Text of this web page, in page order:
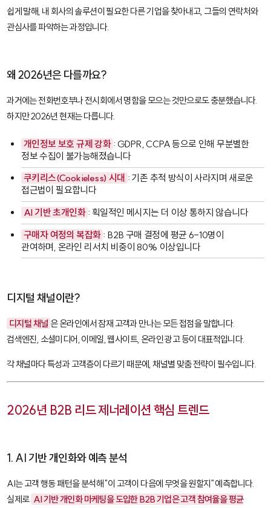
쉽게 말해, 내 회사의 솔루션이 필요한 다른 기업을 찾아내고, 그들의 연락처와
관심사를 파악하는 과정입니다.
왜 2026년은 다를까요?
과거에는 전화번호부나 전시회에서 명함을 모으는 것만으로도 충분했습니다.
하지만 2026년 현재는 다릅니다.
개인정보 보호 규제 강화 : GDPR, CCPA 등으로 인해 무분별한
정보 수집이 불가능해졌습니다
쿠키리스(Cookieless) 시대 : 기존 추적 방식이 사라지며 새로운
접근법이 필요합니다
AI 기반 초개인화 : 획일적인 메시지는 더 이상 통하지 않습니다
구매자 여정의 복잡화 : B2B 구매 결정에 평균 6-10명이
관여하며, 온라인 리서치 비중이 80% 이상입니다
디지털 채널이란?
디지털 채널 은 온라인에서 잠재 고객과 만나는 모든 접점을 말합니다.
검색엔진, 소셜미디어, 이메일, 웹사이트, 온라인 광고 등이 대표적입니다.
각 채널마다 특성과 고객층이 다르기 때문에, 채널별 맞춤 전략이 필수입니다.
2026년 B2B 리드 제너레이션 핵심 트렌드
1. AI 기반 개인화와 예측 분석
AI는 고객 행동 패턴을 분석해 "이 고객이 다음에 무엇을 원할지" 예측합니다.
실제로 AI 기반 개인화 마케팅을 도입한 B2B 기업은 고객 참여율을 평균